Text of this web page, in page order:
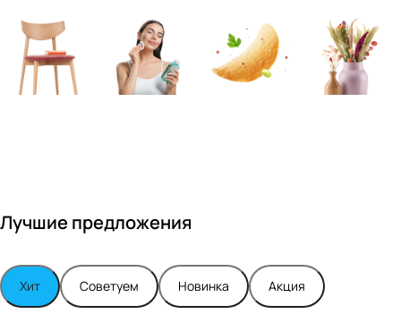
Турским
Лучшие предложения
Хит Советуем Новинка Акция